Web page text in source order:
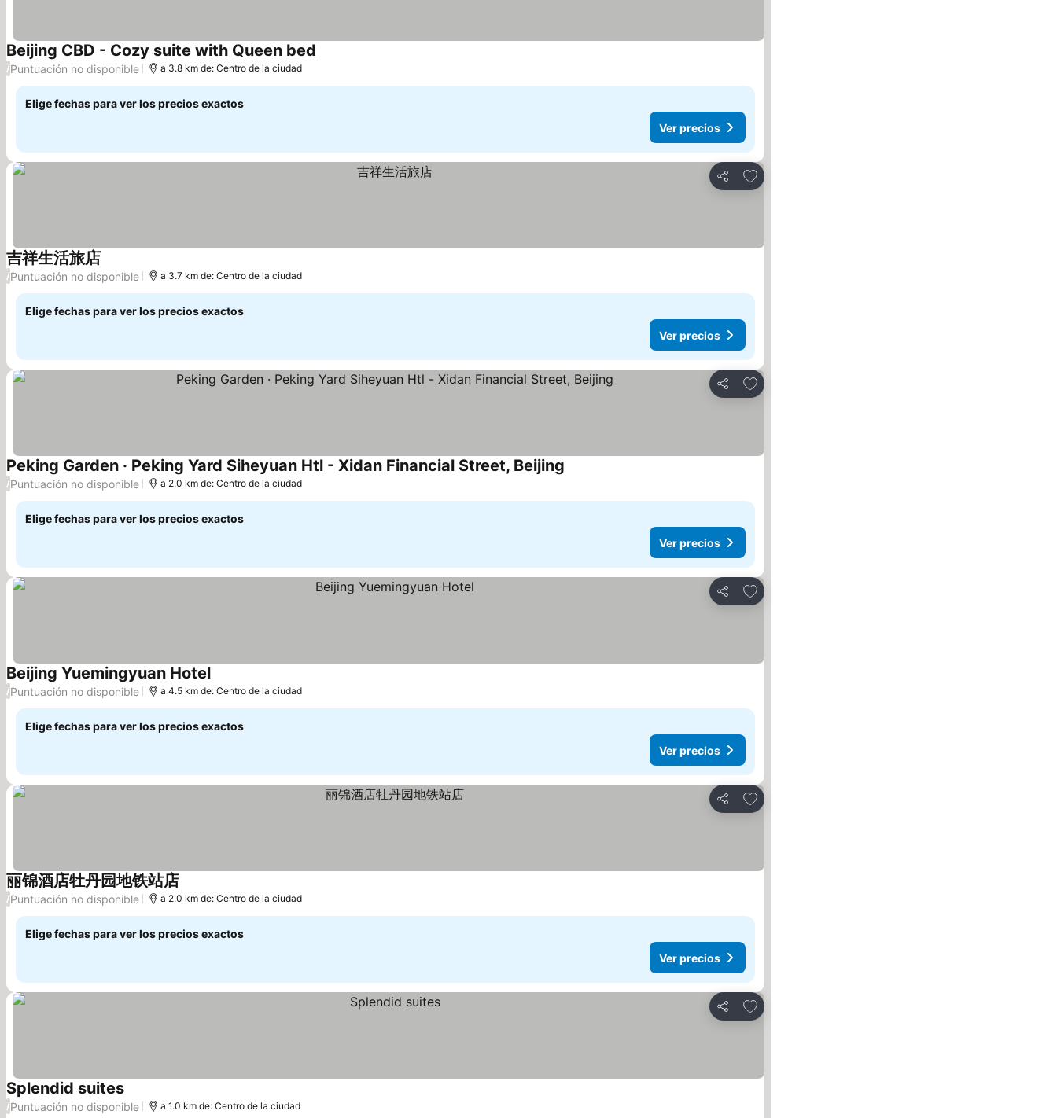
Beijing CBD - Cozy suite with Queen bed
/Puntuación no disponible a 3.8 km de: Centro de la ciudad
Elige fechas para ver los precios exactos
Ver precios
Compartir
Agregar a favoritos
吉祥生活旅店 Ver precios
/Puntuación no disponible a 3.7 km de: Centro de la ciudad
Elige fechas para ver los precios exactos
Ver precios
Compartir
Agregar a favoritos
Peking Garden · Peking Yard Siheyuan Htl - Xidan Financial Street, Beijing
/Puntuación no disponible a 2.0 km de: Centro de la ciudad
Elige fechas para ver los precios exactos
Ver precios
Compartir
Agregar a favoritos
Beijing Yuemingyuan HotelVer precios
/Puntuación no disponible a 4.5 km de: Centro de la ciudad
Elige fechas para ver los precios exactos
Ver precios
Compartir
Agregar a favoritos
丽锦酒店牡丹园地铁站店
/Puntuación no disponible a 2.0 km de: Centro de la ciudad
Elige fechas para ver los precios exactos
Ver precios
Compartir
Agregar a favoritos
Splendid suitesVer precios
/Puntuación no disponible a 1.0 km de: Centro de la ciudad